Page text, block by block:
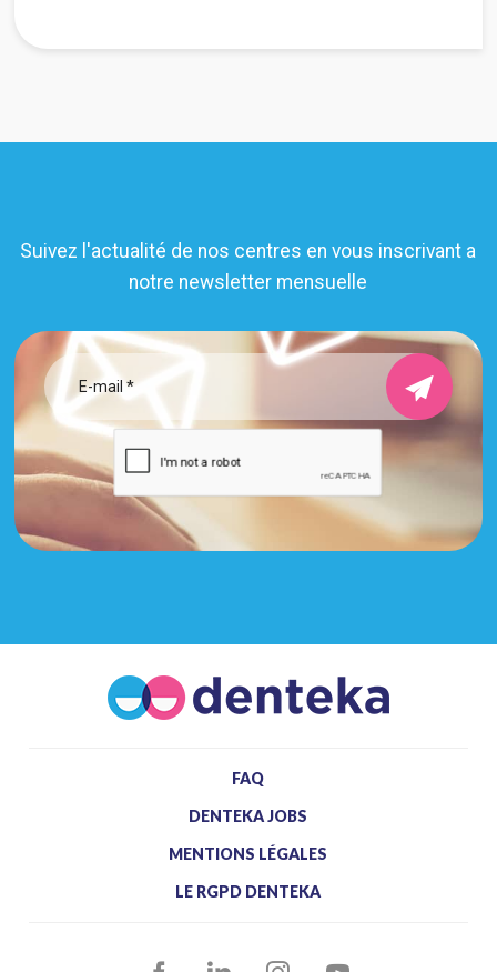
Suivez l'actualité de nos centres en vous inscrivant a
notre newsletter mensuelle
FAQ
DENTEKA JOBS
MENTIONS LÉGALES
LE RGPD DENTEKA